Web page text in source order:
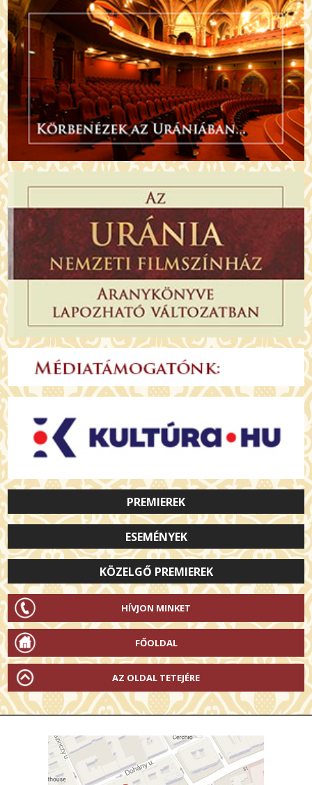
PREMIEREK
ESEMÉNYEK
KÖZELGŐ PREMIEREK
HÍVJON MINKET
FŐOLDAL
AZ OLDAL TETEJÉRE